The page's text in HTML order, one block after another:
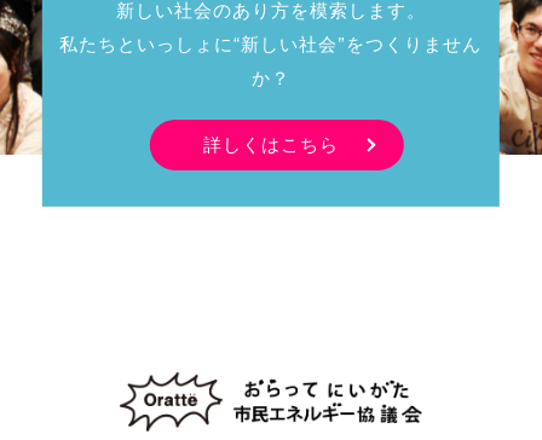
新しい社会のあり方を模索します。
私たちといっしょに“新しい社会”をつくりません
か？
詳しくはこちら